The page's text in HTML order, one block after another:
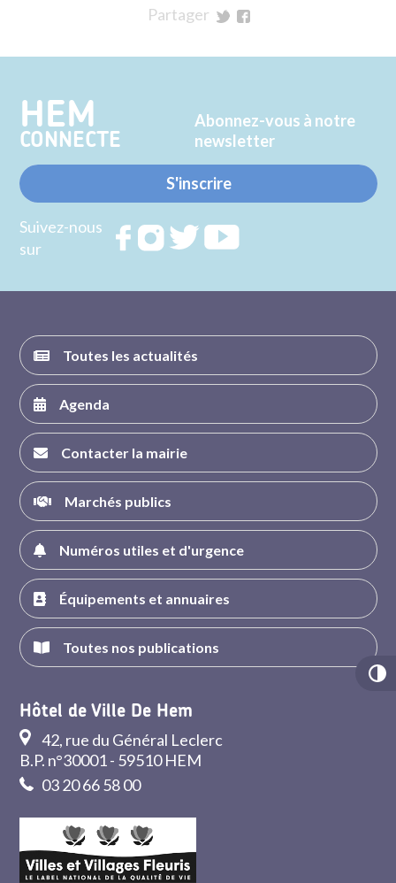
Partager
Twitter
Facebook
HEM
CONNECTE
Abonnez-vous à notre
newsletter
S'inscrire
Suivez-nous
sur
RejoignezRejoignezRejoignez
Toutes les actualités
Agenda
Contacter la mairie
Marchés publics
Numéros utiles et d'urgence
Équipements et annuaires
Toutes nos publications
Hôtel de Ville De Hem
42, rue du Général Leclerc
B.P. n°30001 - 59510 HEM
03 20 66 58 00